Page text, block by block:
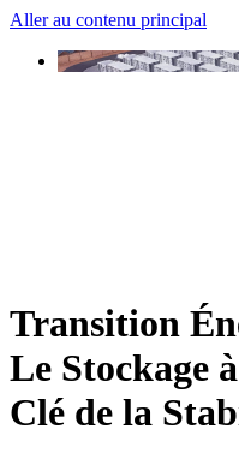
Aller au contenu principal
Transition
Le Stockage
Clé de la